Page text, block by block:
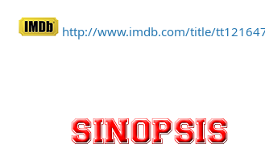
http://www.imdb.com/title/